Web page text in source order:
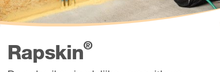
Rapskin®